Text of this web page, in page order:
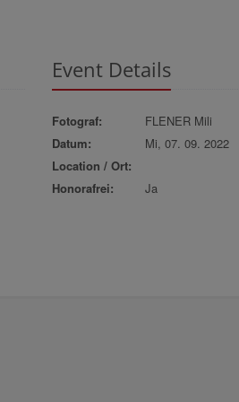
Event Details
Fotograf:
FLENER Mili
Datum:
Mi, 07. 09. 2022
Location / Ort:
Honorafrei:
Ja